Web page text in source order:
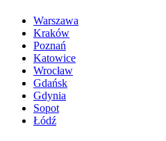
Warszawa
Kraków
Poznań
Katowice
Wrocław
Gdańsk
Gdynia
Sopot
Łódź